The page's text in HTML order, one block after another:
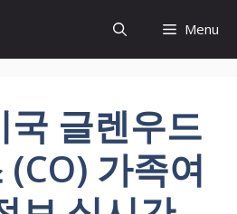
Menu
국 글렌우드
가족여